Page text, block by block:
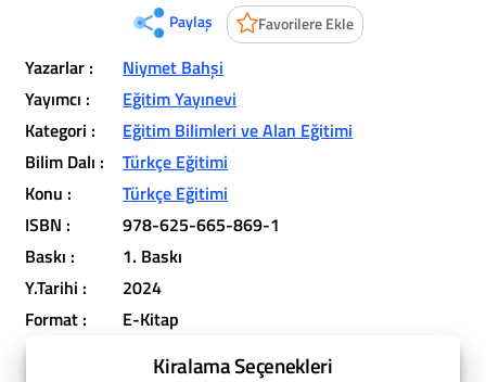
Paylaş Favorilere Ekle
Yazarlar :
Niymet Bahşi
Yayımcı :
Eğitim Yayınevi
Kategori :
Eğitim Bilimleri ve Alan Eğitimi
Bilim Dalı :
Türkçe Eğitimi
Konu :
Türkçe Eğitimi
ISBN :
978-625-665-869-1
Baskı :
1. Baskı
Y.Tarihi :
2024
Format :
E-Kitap
Kiralama Seçenekleri